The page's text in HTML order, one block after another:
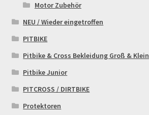
Zahlungsarten
Motor Zubehör
NEU / Wieder eingetroffen
PITBIKE
Pitbike & Cross Bekleidung Groß & Klein
Pitbike Junior
PITCROSS / DIRTBIKE
Protektoren